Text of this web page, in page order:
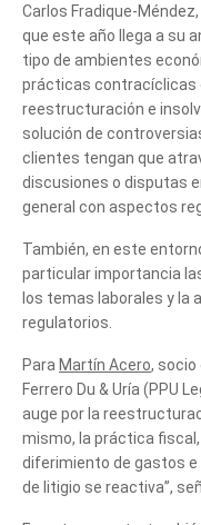
Carlos Fradique-
que este año llega a su
tipo de ambientes
prácticas contracíclicas
reestructuración e
solución de
clientes tengan que
discusiones o disputas
general con aspectos
También, en este
particular importancia
los temas laborales y la
regulatorios.
Para Martín Acero, socio
Ferrero Du & Uría (PPU
auge por la
mismo, la práctica
diferimiento de gastos e
de litigio se reactiva”,